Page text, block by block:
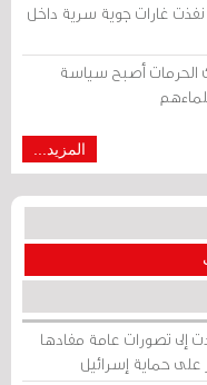
غارات جوية سرية داخل
الحرمات أصبح سياسة
المزيد...
إلى تصورات عامة مفادها
على حماية إسرائيل